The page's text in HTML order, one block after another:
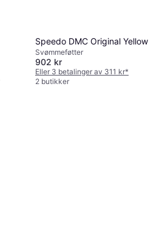
Speedo DMC Original Yellow
Svømmeføtter
902 kr
Eller 3 betalinger av 311 kr*
2 butikker